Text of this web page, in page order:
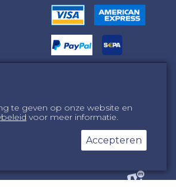
te geven op onze website en
voor meer informatie.
Accepteren